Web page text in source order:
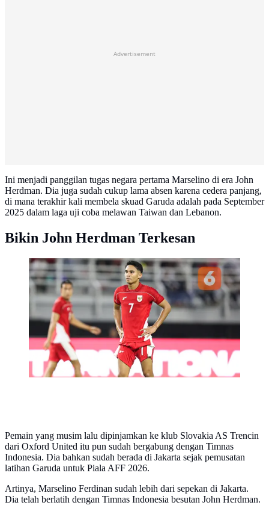
Advertisement
Ini menjadi panggilan tugas negara pertama Marselino di era John
Herdman. Dia juga sudah cukup lama absen karena cedera panjang,
di mana terakhir kali membela skuad Garuda adalah pada September
2025 dalam laga uji coba melawan Taiwan dan Lebanon.
Bikin John Herdman Terkesan
Penyerang Timnas Indonesia, Marselino Ferdinan
dalam duel FIFA Matchday melawan Chinese Taipei di
Stadion Gelora Bung Tomo, Surabaya, Jumat
(5/9/2025). (Bola.com/Abdul Aziz)
Pemain yang musim lalu dipinjamkan ke klub Slovakia AS Trencin
dari Oxford United itu pun sudah bergabung dengan Timnas
Indonesia. Dia bahkan sudah berada di Jakarta sejak pemusatan
latihan Garuda untuk Piala AFF 2026.
Artinya, Marselino Ferdinan sudah lebih dari sepekan di Jakarta.
Dia telah berlatih dengan Timnas Indonesia besutan John Herdman.